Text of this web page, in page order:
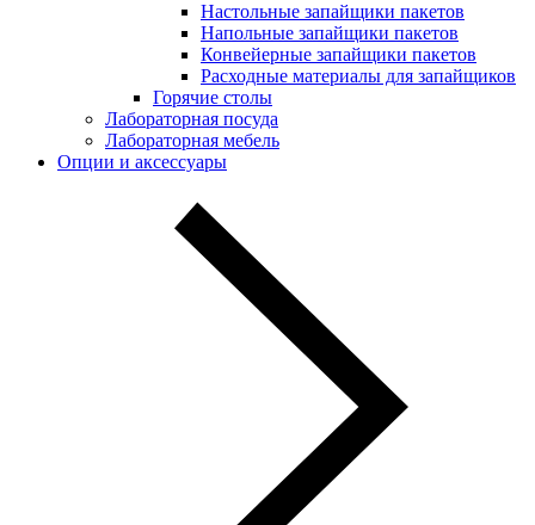
Настольные запайщики пакетов
Напольные запайщики пакетов
Конвейерные запайщики пакетов
Расходные материалы для запайщиков
Горячие столы
Лабораторная посуда
Лабораторная мебель
Опции и аксессуары